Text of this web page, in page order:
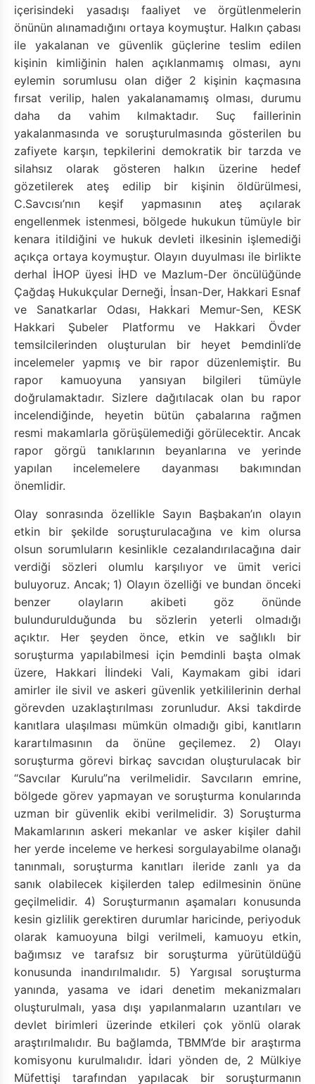
içerisindeki yasadışı faaliyet ve örgütlenmelerin
önünün alınamadığını ortaya koymuştur. Halkın çabası
ile yakalanan ve güvenlik güçlerine teslim edilen
kişinin kimliğinin halen açıklanmamış olması, aynı
eylemin sorumlusu olan diğer 2 kişinin kaçmasına
fırsat verilip, halen yakalanamamış olması, durumu
daha da vahim kılmaktadır. Suç faillerinin
yakalanmasında ve soruşturulmasında gösterilen bu
zafiyete karşın, tepkilerini demokratik bir tarzda ve
silahsız olarak gösteren halkın üzerine hedef
gözetilerek ateş edilip bir kişinin öldürülmesi,
C.Savcısı’nın keşif yapmasının ateş açılarak
engellenmek istenmesi, bölgede hukukun tümüyle bir
kenara itildiğini ve hukuk devleti ilkesinin işlemediği
açıkça ortaya koymuştur. Olayın duyulması ile birlikte
derhal İHOP üyesi İHD ve Mazlum-Der öncülüğünde
Çağdaş Hukukçular Derneği, İnsan-Der, Hakkari Esnaf
ve Sanatkarlar Odası, Hakkari Memur-Sen, KESK
Hakkari Şubeler Platformu ve Hakkari Övder
temsilcilerinden oluşturulan bir heyet Þemdinli’de
incelemeler yapmış ve bir rapor düzenlemiştir. Bu
rapor kamuoyuna yansıyan bilgileri tümüyle
doğrulamaktadır. Sizlere dağıtılacak olan bu rapor
incelendiğinde, heyetin bütün çabalarına rağmen
resmi makamlarla görüşülemediği görülecektir. Ancak
rapor görgü tanıklarının beyanlarına ve yerinde
yapılan incelemelere dayanması bakımından
önemlidir.
Olay sonrasında özellikle Sayın Başbakan’ın olayın
etkin bir şekilde soruşturulacağına ve kim olursa
olsun sorumluların kesinlikle cezalandırılacağına dair
verdiği sözleri olumlu karşılıyor ve ümit verici
buluyoruz. Ancak; 1) Olayın özelliği ve bundan önceki
benzer olayların akibeti göz önünde
bulundurulduğunda bu sözlerin yeterli olmadığı
açıktır. Her şeyden önce, etkin ve sağlıklı bir
soruşturma yapılabilmesi için Þemdinli başta olmak
üzere, Hakkari İlindeki Vali, Kaymakam gibi idari
amirler ile sivil ve askeri güvenlik yetkililerinin derhal
görevden uzaklaştırılması zorunludur. Aksi takdirde
kanıtlara ulaşılması mümkün olmadığı gibi, kanıtların
karartılmasının da önüne geçilemez. 2) Olayı
soruşturma görevi birkaç savcıdan oluşturulacak bir
“Savcılar Kurulu”na verilmelidir. Savcıların emrine,
bölgede görev yapmayan ve soruşturma konularında
uzman bir güvenlik ekibi verilmelidir. 3) Soruşturma
Makamlarının askeri mekanlar ve asker kişiler dahil
her yerde inceleme ve herkesi sorgulayabilme olanağı
tanınmalı, soruşturma kanıtları ileride zanlı ya da
sanık olabilecek kişilerden talep edilmesinin önüne
geçilmelidir. 4) Soruşturmanın aşamaları konusunda
kesin gizlilik gerektiren durumlar haricinde, periyoduk
olarak kamuoyuna bilgi verilmeli, kamuoyu etkin,
bağımsız ve tarafsız bir soruşturma yürütüldüğü
konusunda inandırılmalıdır. 5) Yargısal soruşturma
yanında, yasama ve idari denetim mekanizmaları
oluşturulmalı, yasa dışı yapılanmaların uzantıları ve
devlet birimleri üzerinde etkileri çok yönlü olarak
araştırılmalıdır. Bu bağlamda, TBMM’de bir araştırma
komisyonu kurulmalıdır. İdari yönden de, 2 Mülkiye
Müfettişi tarafından yapılacak bir soruşturmanın